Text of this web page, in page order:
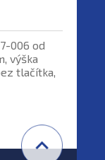
006 od
výška
tlačítka,